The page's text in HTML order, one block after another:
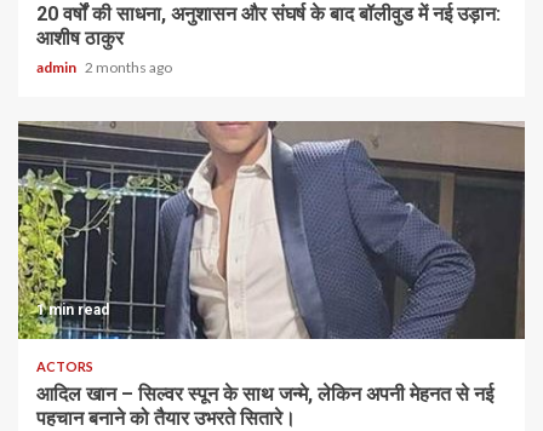
20 वर्षों की साधना, अनुशासन और संघर्ष के बाद बॉलीवुड में नई उड़ान:
आशीष ठाकुर
admin 2 months ago
1 min read
ACTORS
आदिल खान – सिल्वर स्पून के साथ जन्मे, लेकिन अपनी मेहनत से नई
पहचान बनाने को तैयार उभरते सितारे।